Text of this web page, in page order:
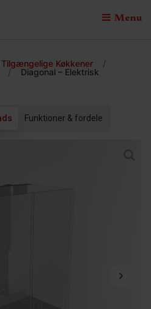
Menu
Tilgængelige Køkkener
/
/
Diagonal – Elektrisk
Funktioner & fordele